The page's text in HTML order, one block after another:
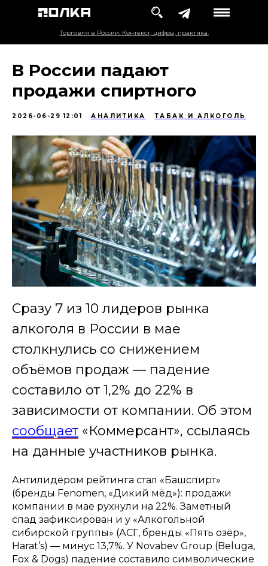
Торговля в России. Контекст, цифры, практика.
В России падают
продажи спиртного
2026-06-29 12:01 АНАЛИТИКА ТАБАК И АЛКОГОЛЬ
Сразу 7 из 10 лидеров рынка
алкоголя в России в мае
столкнулись со снижением
объёмов продаж — падение
составило от 1,2% до 22% в
зависимости от компании. Об этом
сообщает «Коммерсант», ссылаясь
на данные участников рынка.
Антилидером рейтинга стал «Башспирт»
(бренды Fenomen, «Дикий мёд»): продажи
компании в мае рухнули на 22%. Заметный
спад зафиксирован и у «Алкогольной
сибирской группы» (АСГ, бренды «Пять озёр»,
Harat’s) — минус 13,7%. У Novabev Group (Beluga,
Fox & Dogs) падение составило символические